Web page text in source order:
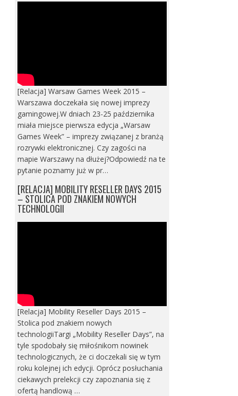
[Relacja] Warsaw Games Week 2015 –
Warszawa doczekała się nowej imprezy
gamingowej.W dniach 23-25 października
miała miejsce pierwsza edycja „Warsaw
Games Week” – imprezy związanej z branżą
rozrywki elektronicznej. Czy zagości na
mapie Warszawy na dłużej?Odpowiedź na te
pytanie poznamy już w pr…
[RELACJA] MOBILITY RESELLER DAYS 2015
– STOLICA POD ZNAKIEM NOWYCH
TECHNOLOGII
[Relacja] Mobility Reseller Days 2015 –
Stolica pod znakiem nowych
technologiiTargi „Mobility Reseller Days”, na
tyle spodobały się miłośnikom nowinek
technologicznych, że ci doczekali się w tym
roku kolejnej ich edycji. Oprócz posłuchania
ciekawych prelekcji czy zapoznania się z
ofertą handlową …